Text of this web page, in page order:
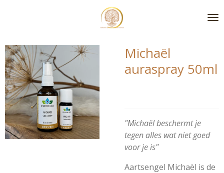
de
hoofdinhoud
Michaël
auraspray 50ml
"Michaël beschermt je
tegen alles wat niet goed
voor je is"
Aartsengel Michaël is de